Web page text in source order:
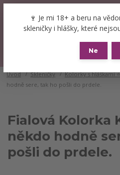
🍷 Je mi 18+ a beru na
skleničky i hlášky, které
Ne
Úvod Skleničky Kolorky s hláškami ⭐
hodně sere, tak ho pošli do prdele.
Fialová Kolorka
někdo hodně
pošli do prdele.